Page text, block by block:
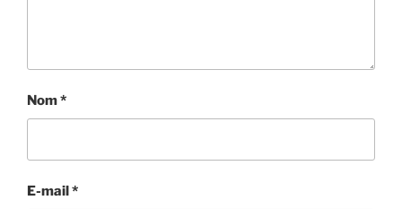
Nom*
E-mail *